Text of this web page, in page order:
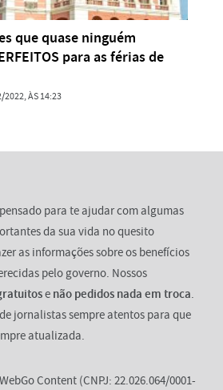
que quase ninguém
para as férias de
2022, ÀS 14:23
para te ajudar com algumas
da sua vida no quesito
as informações sobre os benefícios
pelo governo. Nossos
e não pedidos nada em troca.
jornalistas sempre atentos para que
atualizada.
Content (CNPJ: 22.026.064/0001-